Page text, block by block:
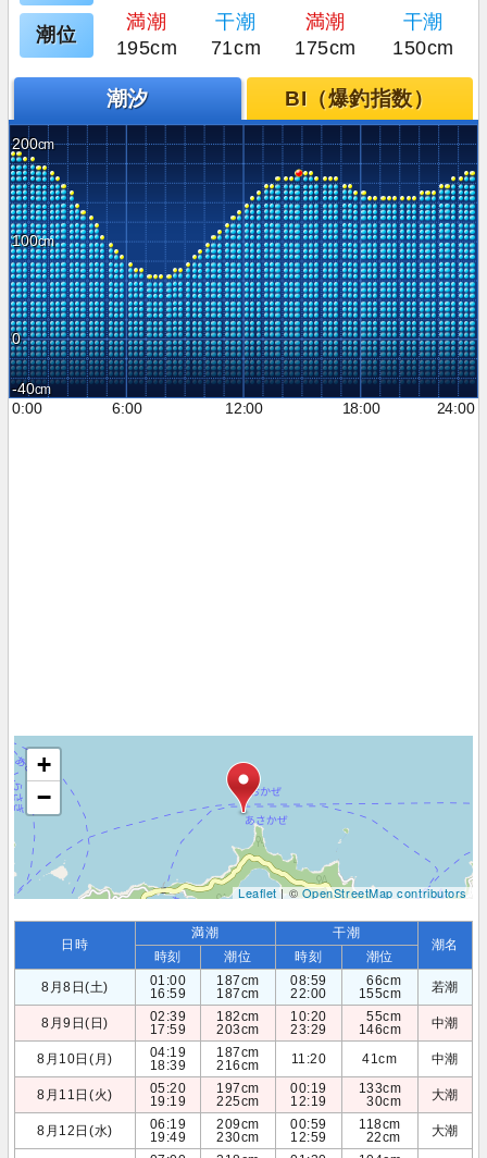
潮位
満潮 干潮 満潮
干潮
195cm
71cm 175cm 150cm
潮汐 BI（爆釣指数）
200
100
0
-40
0:00
6:00 12:00 18:00 24:00
+
−
Leaflet| ©OpenStreetMap contributors
日時
満潮 干潮
潮名
時刻 潮位 時刻
潮位
8月8日(土)
01:00
16:59
187cm
187cm
08:59
22:00
66cm
155cm
若潮
8月9日(日)
02:39
17:59
182cm
203cm
10:20
23:29
55cm
146cm
中潮
8月10日(月)
04:19
18:39
187cm
216cm
11:20 41cm 中潮
8月11日(火)
05:20
19:19
197cm
225cm
00:19
12:19
133cm
30cm
大潮
8月12日(水)
06:19
19:49
209cm
230cm
00:59
12:59
118cm
22cm
大潮